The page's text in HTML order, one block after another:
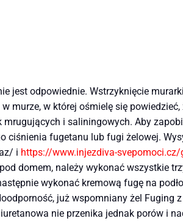
jest odpowiednie. Wstrzyknięcie
murze, w której ośmielę się
i saliningowych. Aby
fugetanu lub fugi żelowej.
i https://www.injezdiva-
domem, należy wykonać wszystkie
wykonać kremową fugę na
już wspomniany żel Fuging
nie przenika jednak porów i